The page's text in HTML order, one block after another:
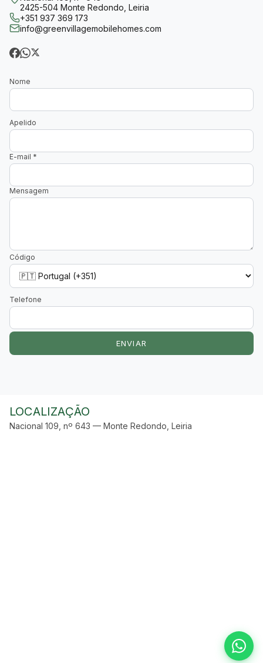
2425-504 Monte Redondo, Leiria
+351 937 369 173
info@greenvillagemobilehomes.com
Nome
Apelido
E-mail *
Mensagem
Código
Telefone
ENVIAR
LOCALIZAÇÃO
Nacional 109, nº 643 — Monte Redondo, Leiria